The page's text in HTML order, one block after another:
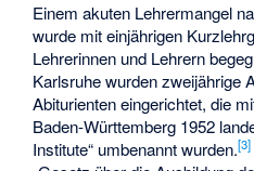
Einem akuten Lehrermangel
wurde mit einjährigen
Lehrerinnen und Lehrern
Karlsruhe wurden zweijährige
Abiturienten eingerichtet, die
Baden-Württemberg 1952
Institute“ umbenannt wurden.[3]